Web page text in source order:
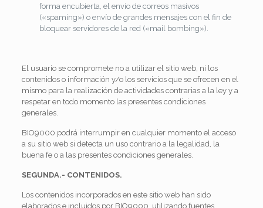
forma encubierta, el envío de correos masivos
(«spaming») o envío de grandes mensajes con el fin de
bloquear servidores de la red («mail bombing»).
El usuario se compromete no a utilizar el sitio web, ni los
contenidos o información y/o los servicios que se ofrecen en el
mismo para la realización de actividades contrarias a la ley y a
respetar en todo momento las presentes condiciones
generales.
BIO9000 podrá interrumpir en cualquier momento el acceso
a su sitio web si detecta un uso contrario a la legalidad, la
buena fe o a las presentes condiciones generales.
SEGUNDA.- CONTENIDOS.
Los contenidos incorporados en este sitio web han sido
elaborados e incluidos por BIO9000, utilizando fuentes